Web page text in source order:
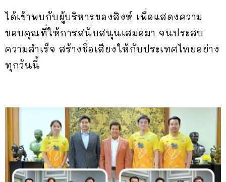
ได้เข้าพบกับผู้บริหารของสิงห์ เพื่อแสดงความ
ขอบคุณที่ให้การสนับสนุนเสมอมา จนประสบ
ความสำเร็จ สร้างชื่อเสียงให้กับประเทศไทยอย่าง
ทุกวันนี้